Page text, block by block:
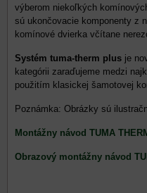
výberom niekoľkých
sú ukončovacie komponenty z
komínové dvierka včítane
Systém tuma-therm plus je
kategórii zaraďujeme medzi
použitím klasickej šamotovej
Poznámka: Obrázky sú
Montážny návod TUMA
Obrazový montážny návod